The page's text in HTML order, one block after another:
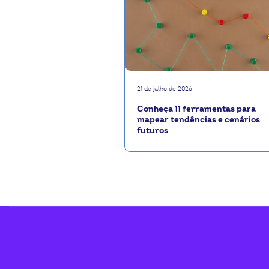
21 de julho de 2026
Conheça 11 ferramentas para
mapear tendências e cenários
futuros